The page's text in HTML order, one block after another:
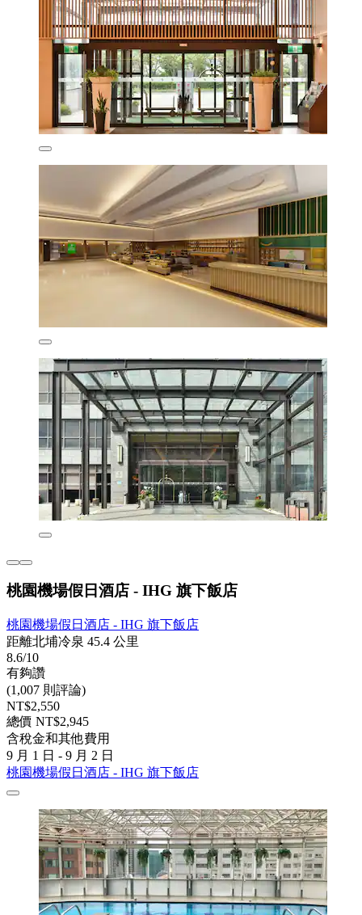
桃園機場假日酒店 - IHG 旗下飯店
桃園機場假日酒店 - IHG 旗下飯店
距離北埔冷泉 45.4 公里
8.6/10
有夠讚
(1,007 則評論)
NT$2,550
總價 NT$2,945
含稅金和其他費用
9 月 1 日 - 9 月 2 日
桃園機場假日酒店 - IHG 旗下飯店